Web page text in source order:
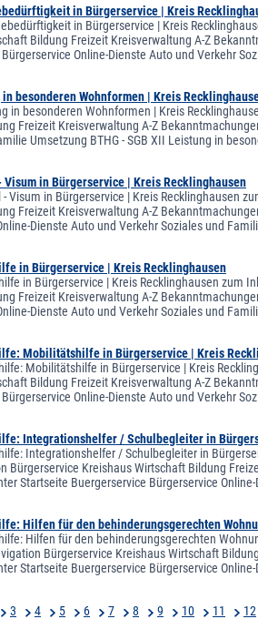
in Bürgerservice | Kreis
in Bürgerservice | Kreis
Bildung Freizeit Kreisverwaltung A-Z
Online-Dienste Auto und Verkehr
in besonderen Wohnformen | Kreis
in besonderen Wohnformen | Kreis
Freizeit Kreisverwaltung A-Z
Umsetzung BTHG - SGB XII Leistung in
in Bürgerservice | Kreis Recklinghausen
Visum in Bürgerservice | Kreis Recklinghausen
Freizeit Kreisverwaltung A-Z
Dienste Auto und Verkehr Soziales und
in Bürgerservice | Kreis Recklinghausen
in Bürgerservice | Kreis Recklinghausen zum
Freizeit Kreisverwaltung A-Z
Dienste Auto und Verkehr Soziales und
Mobilitätshilfe in Bürgerservice | Kreis
Mobilitätshilfe in Bürgerservice | Kreis
Bildung Freizeit Kreisverwaltung A-Z
Online-Dienste Auto und Verkehr
Integrationshelfer / Schulbegleiter in
Integrationshelfer / Schulbegleiter in
Bürgerservice Kreishaus Wirtschaft Bildung
Startseite Buergerservice Bürgerservice
Hilfen für den behinderungsgerechten
Hilfen für den behinderungsgerechten
Bürgerservice Kreishaus Wirtschaft
Startseite Buergerservice Bürgerservice
3 4 5 6 7 8 9 10 11 12